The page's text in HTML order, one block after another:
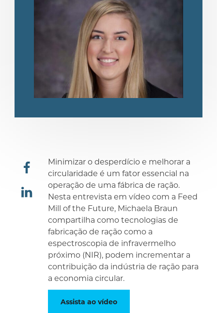
compartilhar
Minimizar o desperdício e melhorar a
circularidade é um fator essencial na
operação de uma fábrica de ração.
Nesta entrevista em vídeo com a Feed
Mill of the Future, Michaela Braun
compartilha como tecnologias de
fabricação de ração como a
espectroscopia de infravermelho
próximo (NIR), podem incrementar a
contribuição da indústria de ração para
a economia circular.
Assista ao vídeo